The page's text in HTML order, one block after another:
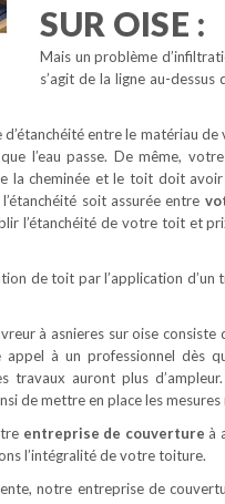
SUR OISE :
Mais un problème
s’agit de la ligne au-
d’étanchéité entre le matériau
l’eau passe. De même,
la cheminée et le toit doit
soit assurée entre
l’étanchéité de votre toit et
de toit par l’application
à asnieres sur oise
à un professionnel dès
travaux auront plus
de mettre en place les mesures
entreprise de couverture à
l’intégralité de votre toiture.
notre entreprise de